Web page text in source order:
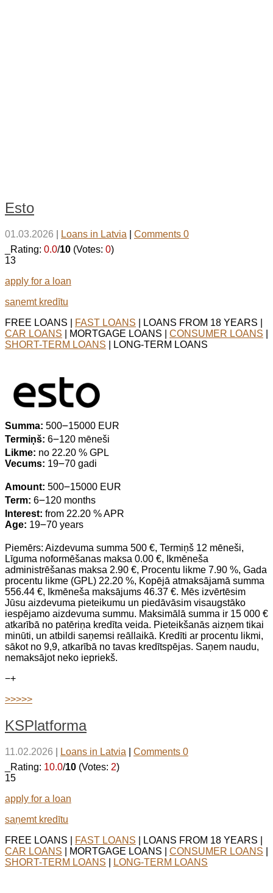
Esto
01.03.2026 Loans in Latvia
Comments 0
_Rating: 0.0/10 (Votes: 0)
13
apply for a loan
saņemt kredītu
FREE LOANS |
FAST LOANS | LOANS FROM 18 YEARS |
CAR LOANS | MORTGAGE LOANS | CONSUMER LOANS
SHORT-TERM LOANS | LONG-TERM LOANS
Summa: 500౼15000 EUR
Termiņš: 6౼120 mēneši
Likme: no 22.20 % GPL
Vecums: 19౼70 gadi
Amount: 500౼15000 EUR
Term: 6౼120 months
Interest: from 22.20 % APR
Age: 19౼70 years
Piemērs: Aizdevuma summa 500 €, Termiņš 12 mēneši,
Līguma noformēšanas maksa 0.00 €, Ikmēneša
administrēšanas maksa 2.90 €, Procentu likme 7.90 %, Gada
procentu likme (GPL) 22.20 %, Kopējā atmaksājamā summa
556.44 €, Ikmēneša maksājums 46.37 €. Mēs izvērtēsim
Jūsu aizdevuma pieteikumu un piedāvāsim visaugstāko
iespējamo aizdevuma summu. Maksimālā summa ir 15 000 €
atkarībā no patēriņa kredīta veida. Pieteikšanās aizņem tikai
minūti, un atbildi saņemsi reāllaikā. Kredīti ar procentu likmi,
sākot no 9,9, atkarībā no tavas kredītspējas. Saņem naudu,
nemaksājot neko iepriekš.
−+
>>>>>
KSPlatforma
11.02.2026 Loans in Latvia
Comments 0
_Rating: 10.0/10 (Votes: 2)
15
apply for a loan
saņemt kredītu
FREE LOANS |
FAST LOANS | LOANS FROM 18 YEARS |
CAR LOANS | MORTGAGE LOANS | CONSUMER LOANS
SHORT-TERM LOANS
LONG-TERM LOANS